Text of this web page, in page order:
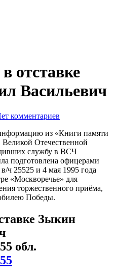
отставке
Васильевич
комментариев
из «Книги памяти
Отечественной
службу в ВСЧ
подготовлена офицерами
ч 25525 и 4 мая 1995 года
«Москворечье» для
торжественного приёма,
Победы.
Зыкин